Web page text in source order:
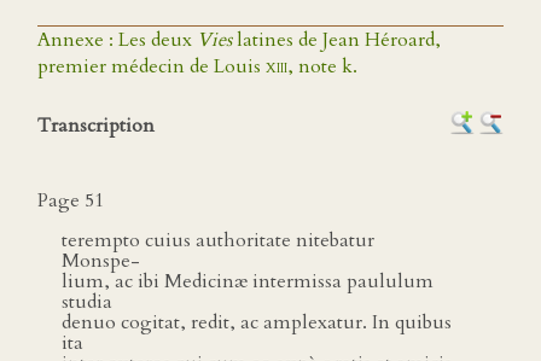
Annexe : Les deux Vieslatines de Jean Héroard,
premier médecin de Louis xiii, note k.
Transcription
Page 51
terempto cuius authoritate nitebatur
Monspe-
lium, ac ibi Medicinæ intermissa paululum
studia
denuo cogitat, redit, ac amplexatur. In quibus
ita